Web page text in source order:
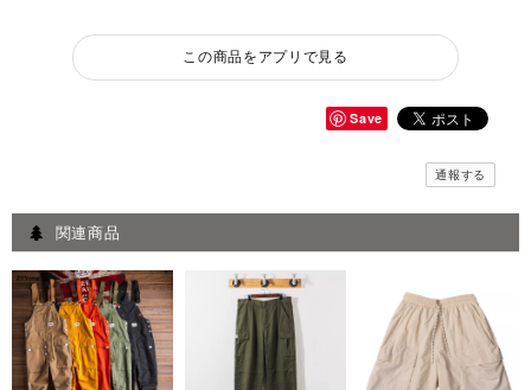
この商品をアプリで見る
Save
通報する
関連商品